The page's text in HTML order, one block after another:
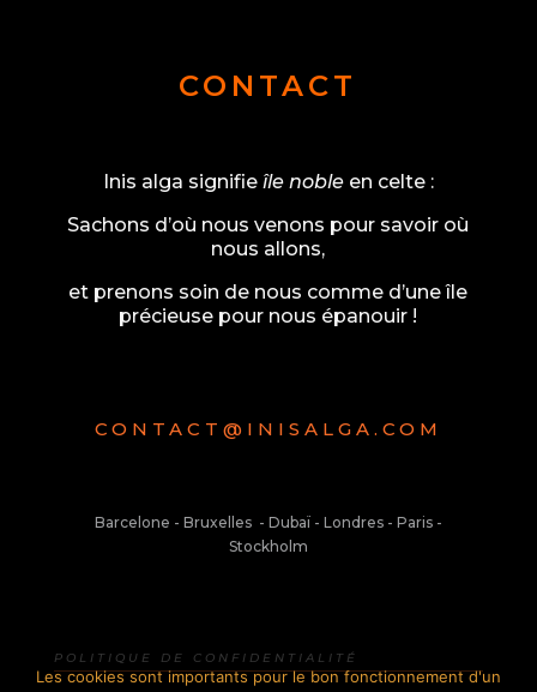
CONTACT
Inis alga signifie île noble en celte :
Sachons d’où nous venons pour savoir où
nous allons,
et prenons soin de nous comme d’une île
précieuse pour nous épanouir !
CONTACT@INISALGA.COM
Barcelone - Bruxelles - Dubaï - Londres - Paris -
Stockholm
POLITIQUE DE CONFIDENTIALITÉ
Les cookies sont importants pour le bon fonctionnement d'un